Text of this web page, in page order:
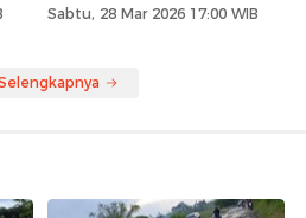
Sabtu, 28 Mar 2026 17:00 WIB